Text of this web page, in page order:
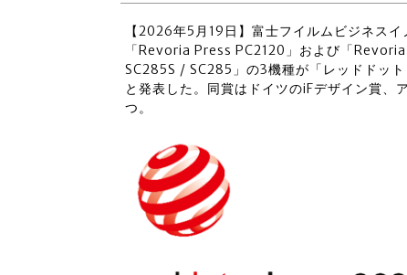
【2026年5月19日】富士フイルムビジネス
「Revoria Press PC2120」および「
SC285S / SC285」の3機種が「レッドドッ
と発表した。同賞はドイツのiFデザイン賞、
つ。